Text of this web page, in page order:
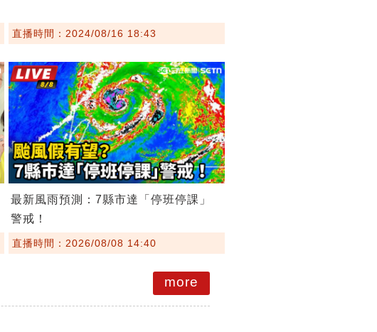
直播時間：2024/08/16 18:43
最新風雨預測：7縣市達「停班停課」
警戒！
直播時間：2026/08/08 14:40
more